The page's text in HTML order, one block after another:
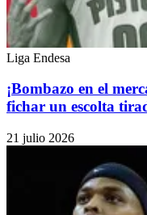
Liga Endesa
¡Bombazo en el
fichar un escolta
21 julio 2026